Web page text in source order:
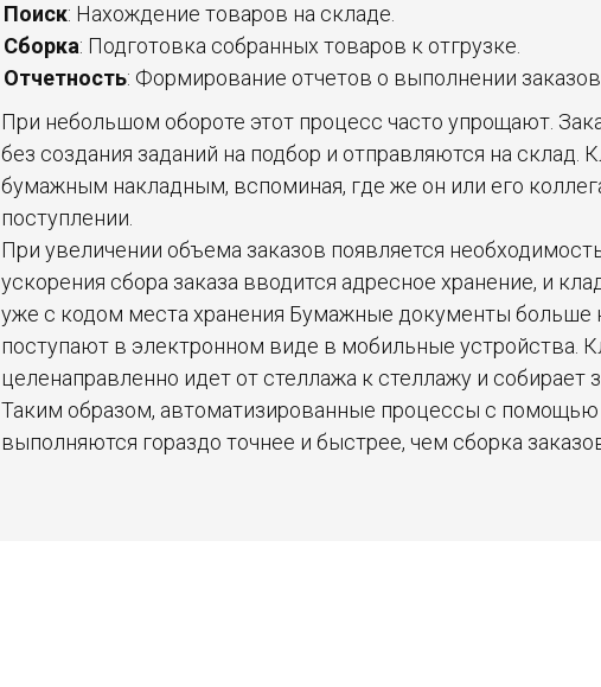
Поиск: Нахождение товаров на складе.
Сборка: Подготовка собранных товаров к отгрузке.
Отчетность: Формирование отчетов о выполнении заказов.
При небольшом обороте этот процесс часто упрощают.
без создания заданий на подбор и отправляются на
бумажным накладным, вспоминая, где же он или его
поступлении.
При увеличении объема заказов появляется
ускорения сбора заказа вводится адресное хранение, и
уже с кодом места хранения Бумажные документы больше
поступают в электронном виде в мобильные устройства.
целенаправленно идет от стеллажа к стеллажу и собирает
Таким образом, автоматизированные процессы с
выполняются гораздо точнее и быстрее, чем сборка